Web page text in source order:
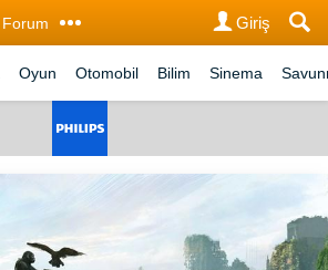
Forum Giriş
Oyun Otomobil Bilim Sinema